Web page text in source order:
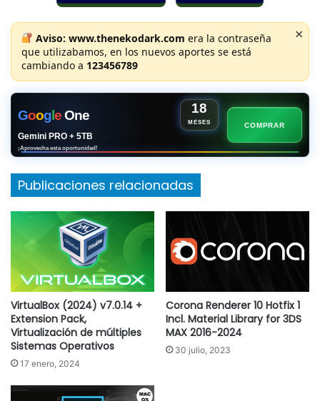
Aviso: www.thenekodark.com era la contraseña
que utilizabamos, en los nuevos aportes se está
cambiando a 123456789
×
GoogleOne 18
MESES
Gemini PRO + 5TB
¡Aprovecha esta oportunidad!
COMPRAR
Publicaciones relacionadas
VirtualBox (2024) v7.0.14 +
Extension Pack,
Virtualización de múltiples
Sistemas Operativos
17 enero, 2024
Corona Renderer 10 Hotfix 1
Incl. Material Library for 3DS
MAX 2016-2024
30 julio, 2023